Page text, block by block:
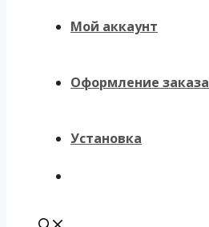
Мой аккаунт
Оформление заказа
Установка